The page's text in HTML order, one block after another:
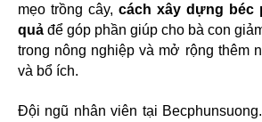
mẹo trồng cây, cách xây dựng béc
quả để góp phần giúp cho bà con
trong nông nghiệp và mở rộng thêm
và bổ ích.
Đội ngũ nhân viên tại